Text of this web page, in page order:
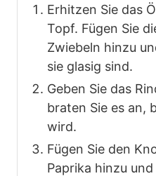
Erhitzen Sie das
Topf. Fügen Sie
Zwiebeln hinzu
sie glasig sind.
Geben Sie das
braten Sie es an,
wird.
Fügen Sie den
Paprika hinzu